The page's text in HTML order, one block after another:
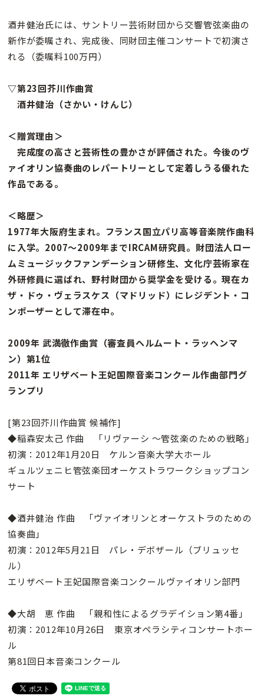
酒井健治氏には、サントリー芸術財団から交響管弦楽曲の
新作が委嘱され、完成後、同財団主催コンサートで初演さ
れる（委嘱料100万円）
▽第23回芥川作曲賞
酒井健治（さかい・けんじ）
＜贈賞理由＞
完成度の高さと芸術性の豊かさが評価された。今後のヴ
ァイオリン協奏曲のレパートリーとして定着しうる優れた
作品である。
＜略歴＞
1977年大阪府生まれ。フランス国立パリ高等音楽院作曲科
に入学。2007〜2009年までIRCAM研究員。財団法人ロー
ムミュージックファンデーション研修生、文化庁芸術家在
外研修員に選ばれ、野村財団から奨学金を受ける。現在カ
ザ・ドゥ・ヴェラスケス（マドリッド）にレジデント・コ
ンポーザーとして滞在中。
2009年 武満徹作曲賞（審査員ヘルムート・ラッヘンマ
ン）第1位
2011年 エリザベート王妃国際音楽コンクール作曲部門グ
ランプリ
[第23回芥川作曲賞 候補作]
◆稲森安太己 作曲 「リヴァーシ 〜管弦楽のための戦略」
初演：2012年1月20日 ケルン音楽大学大ホール
ギュルツェニヒ管弦楽団オーケストラワークショップコン
サート
◆酒井健治 作曲 「ヴァイオリンとオーケストラのための
協奏曲」
初演：2012年5月21日 パレ・デボザール（ブリュッセ
ル）
エリザベート王妃国際音楽コンクールヴァイオリン部門
◆大胡 恵 作曲 「親和性によるグラデイション第4番」
初演：2012年10月26日 東京オペラシティコンサートホー
ル
第81回日本音楽コンクール